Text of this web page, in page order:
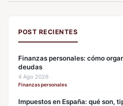
POST RECIENTES
Finanzas personales: cómo
deudas
4 Ago 2026 ·
Finanzas personales
Impuestos en España: qué son,